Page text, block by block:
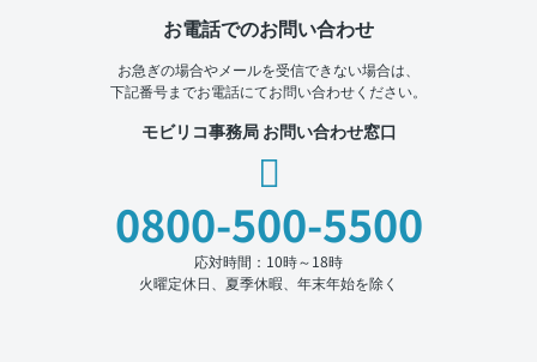
お電話でのお問い合わせ
お急ぎの場合やメールを受信できない場合は、
下記番号までお電話にてお問い合わせください。
モビリコ事務局 お問い合わせ窓口
0800-500-5500
応対時間：10時～18時
火曜定休日、夏季休暇、年末年始を除く